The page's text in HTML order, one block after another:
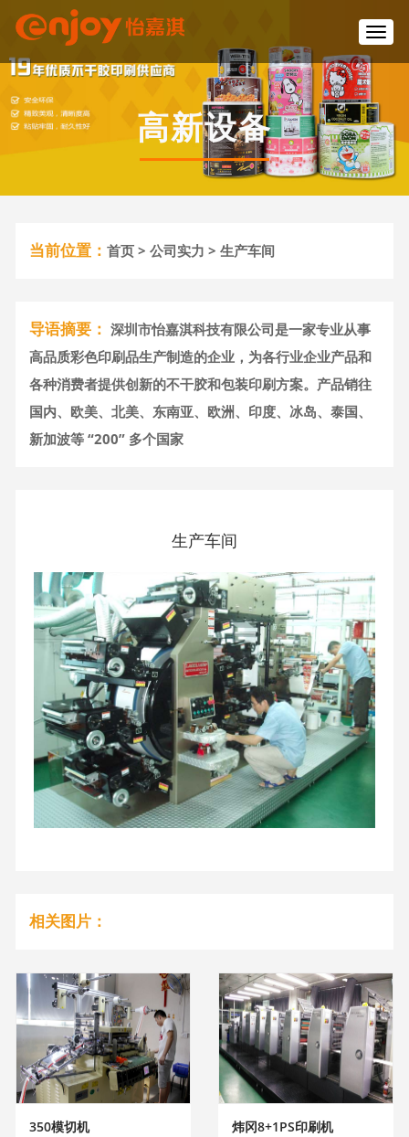
T
o
g
g
l
e
n
a
v
i
高新设备
当前位置：首页>公司实力 > 生产车间
导语摘要： 深圳市怡嘉淇科技有限公司是一家专业从事
高品质彩色印刷品生产制造的企业，为各行业企业产品和
各种消费者提供创新的不干胶和包装印刷方案。产品销往
国内、欧美、北美、东南亚、欧洲、印度、冰岛、泰国、
新加波等 “200” 多个国家
生产车间
相关图片：
350模切机 炜冈8+1PS印刷机